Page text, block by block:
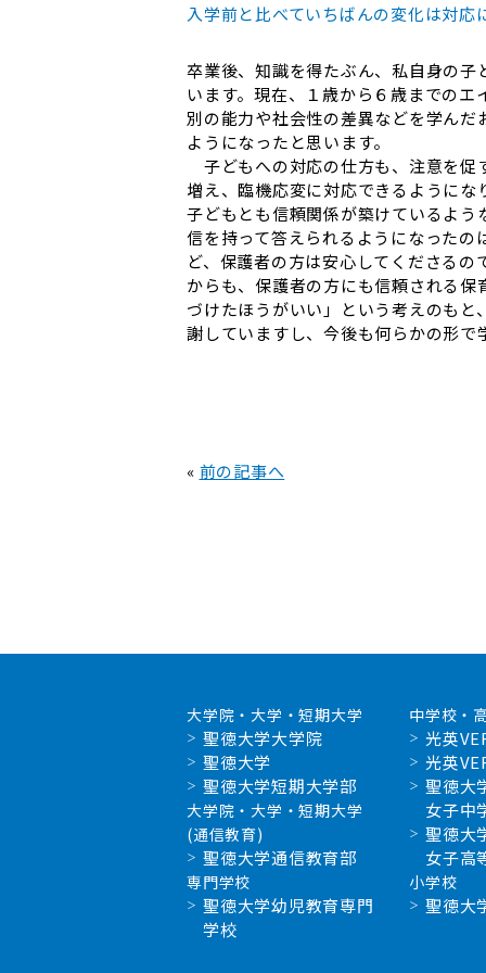
入学前と比べていちばんの変化は対応
卒業後、知識を得たぶん、私自身の
います。現在、１歳から６歳までの
別の能力や社会性の差異などを学ん
ようになったと思います。
子どもへの対応の仕方も、注意を促
増え、臨機応変に対応できるように
子どもとも信頼関係が築けているよ
信を持って答えられるようになった
ど、保護者の方は安心してくださる
からも、保護者の方にも信頼される
づけたほうがいい」という考えのも
謝していますし、今後も何らかの形
« 前の記事へ
大学院・大学・短期大学
聖徳大学大学院
聖徳大学
聖徳大学短期大学部
大学院・大学・短期大学
(通信教育)
聖徳大学通信教育部
専門学校
聖徳大学幼児教育専門
学校
中学校・
光英
光英
聖徳大
女子中
聖徳大
女子高
小学校
聖徳大